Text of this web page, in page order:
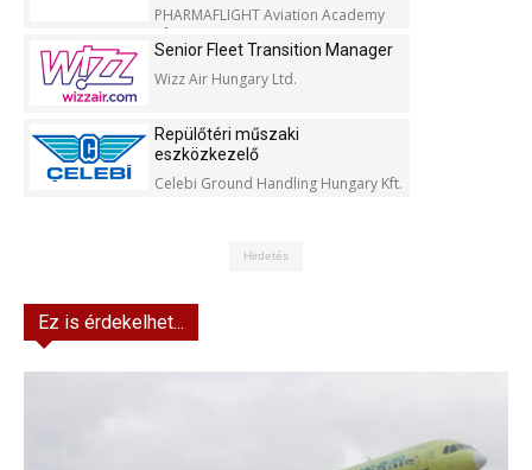
PHARMAFLIGHT Aviation Academy
Kft.
Senior Fleet Transition Manager
Wizz Air Hungary Ltd.
Repülőtéri műszaki
eszközkezelő
Celebi Ground Handling Hungary Kft.
Hirdetés
Ez is érdekelhet...